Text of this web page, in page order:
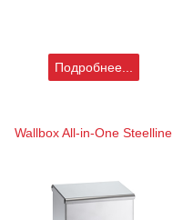
Подробнее...
Wallbox All-in-One Steelline